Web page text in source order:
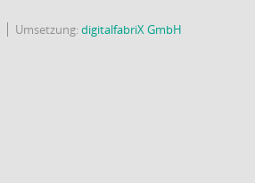
Umsetzung:digitalfabriX GmbH